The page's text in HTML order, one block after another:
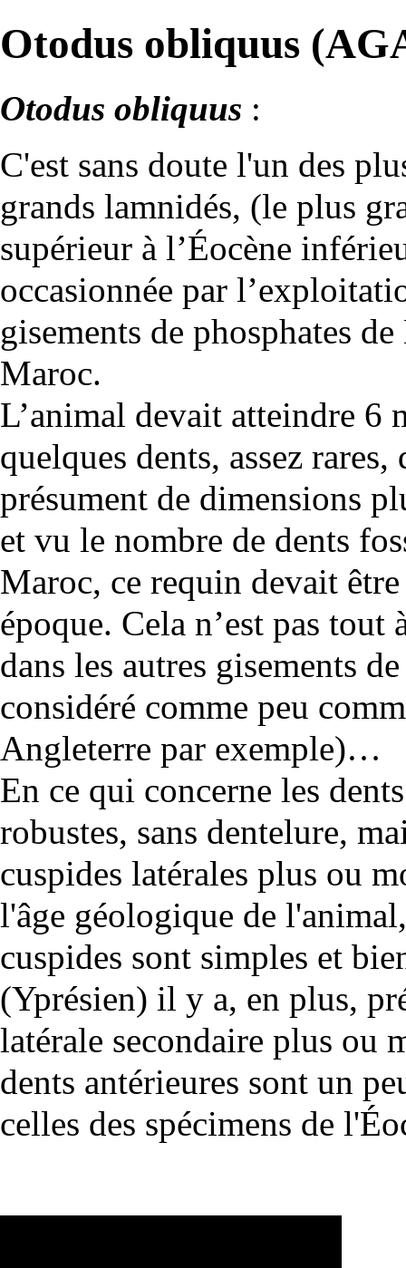
Otodus obliquus
Otodus obliquus :
C'est sans doute l'un des
grands lamnidés, (le plus
supérieur à l’Éocène
occasionnée par
gisements de phosphates
Maroc.
L’animal devait atteindre 6
quelques dents, assez rares,
présument de dimensions
et vu le nombre de dents
Maroc, ce requin devait
époque. Cela n’est pas tout
dans les autres gisements de
considéré comme peu
Angleterre par exemple)…
En ce qui concerne les
robustes, sans dentelure,
cuspides latérales plus ou
l'âge géologique de
cuspides sont simples et
(Yprésien) il y a, en plus,
latérale secondaire plus ou
dents antérieures sont un
celles des spécimens de